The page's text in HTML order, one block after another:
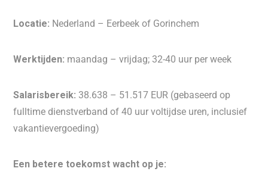
Locatie: Nederland – Eerbeek of Gorinchem
Werktijden: maandag – vrijdag; 32-40 uur per week
Salarisbereik: 38.638 – 51.517 EUR (gebaseerd op
fulltime dienstverband of 40 uur voltijdse uren, inclusief
vakantievergoeding)
Een betere toekomst wacht op je: